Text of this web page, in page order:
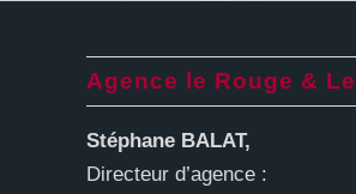
Agence le Rouge &
Stéphane BALAT,
Directeur d’agence :